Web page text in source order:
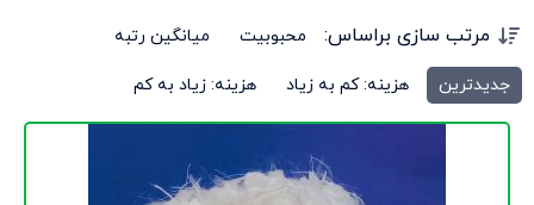
مرتب سازی براساس: محبوبیت میانگین رتبه
جدیدترین هزینه: کم به زیاد هزینه: زیاد به کم